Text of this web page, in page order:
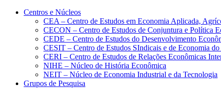
Conteúdo principal Menu principal
Centros e Núcleos
CEA – Centro de Estudos em Economia Aplicada,
CECON – Centro de Estudos de Conjuntura e Política
CEDE – Centro de Estudos do Desenvolvimento
CESIT – Centro de Estudos SIndicais e de Economia
CERI – Centro de Estudos de Relações Econômicas
NIHE – Núcleo de História Econômica
NEIT – Núcleo de Economia Industrial e da Tecnologia
Grupos de Pesquisa